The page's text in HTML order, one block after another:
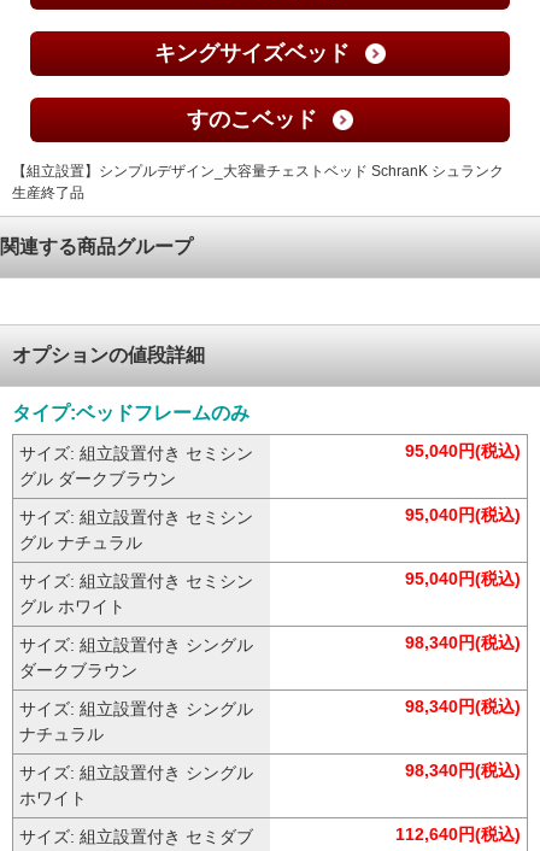
キングサイズベッド
すのこベッド
【組立設置】シンプルデザイン_大容量チェストベッド SchranK シュランク
生産終了品
関連する商品グループ
オプションの値段詳細
タイプ:ベッドフレームのみ
サイズ: 組立設置付き セミシン
グル ダークブラウン
95,040円(税込)
サイズ: 組立設置付き セミシン
グル ナチュラル
95,040円(税込)
サイズ: 組立設置付き セミシン
グル ホワイト
95,040円(税込)
サイズ: 組立設置付き シングル
ダークブラウン
98,340円(税込)
サイズ: 組立設置付き シングル
ナチュラル
98,340円(税込)
サイズ: 組立設置付き シングル
ホワイト
98,340円(税込)
サイズ: 組立設置付き セミダブ
112,640円(税込)